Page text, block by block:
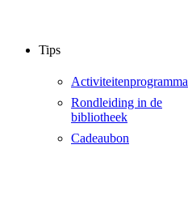
Tips
Activiteitenprogramma
Rondleiding in de
bibliotheek
Cadeaubon